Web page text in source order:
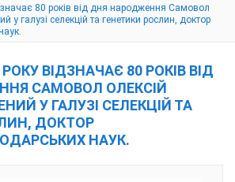
80 років від дня народження Самовол
у галузі селекцій та генетики рослин, доктор
ВІДЗНАЧАЄ 80 РОКІВ ВІД
САМОВОЛ ОЛЕКСІЙ
У ГАЛУЗІ СЕЛЕКЦІЙ ТА
ДОКТОР
НАУК.